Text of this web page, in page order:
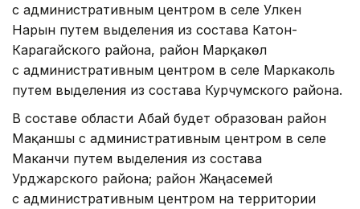
с административным центром в селе Улкен
Нарын путем выделения из состава Катон-
Карагайского района, район Марқакөл
с административным центром в селе Маркаколь
путем выделения из состава Курчумского района.
В составе области Абай будет образован район
Мақаншы с административным центром в селе
Маканчи путем выделения из состава
Урджарского района; район Жаңасемей
с административным центром на территории